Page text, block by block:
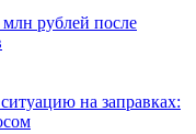
рублей после
на заправках: